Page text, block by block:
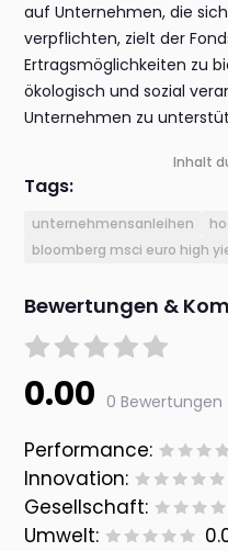
auf Unternehmen, die
verpflichten, zielt der
Ertragsmöglichkeiten zu
ökologisch und sozial
Unternehmen zu
Inhalt
Tags:
unternehmensanleihen
bloomberg msci euro high
Bewertungen &
0.00 0 Bewertungen
Performance:
Innovation:
Gesellschaft:
Umwelt: